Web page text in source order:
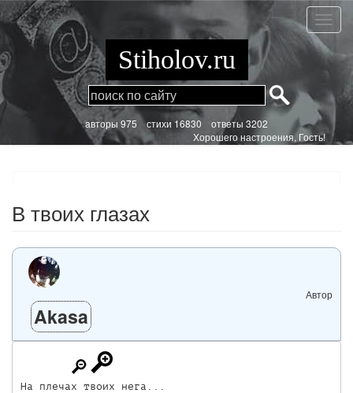
Перейти
к
основному
содержанию
В
твоих
глазах
Stiholov.ru
aвторы 975стихи 16830 ответы 3202
Хорошего настроения, Гость!
В твоих глазах
Автор
Akasa
На плечах твоих нега...